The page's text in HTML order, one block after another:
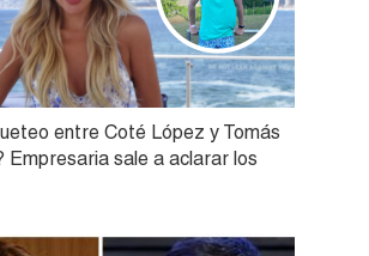
entre Coté López y Tomás
Empresaria sale a aclarar los